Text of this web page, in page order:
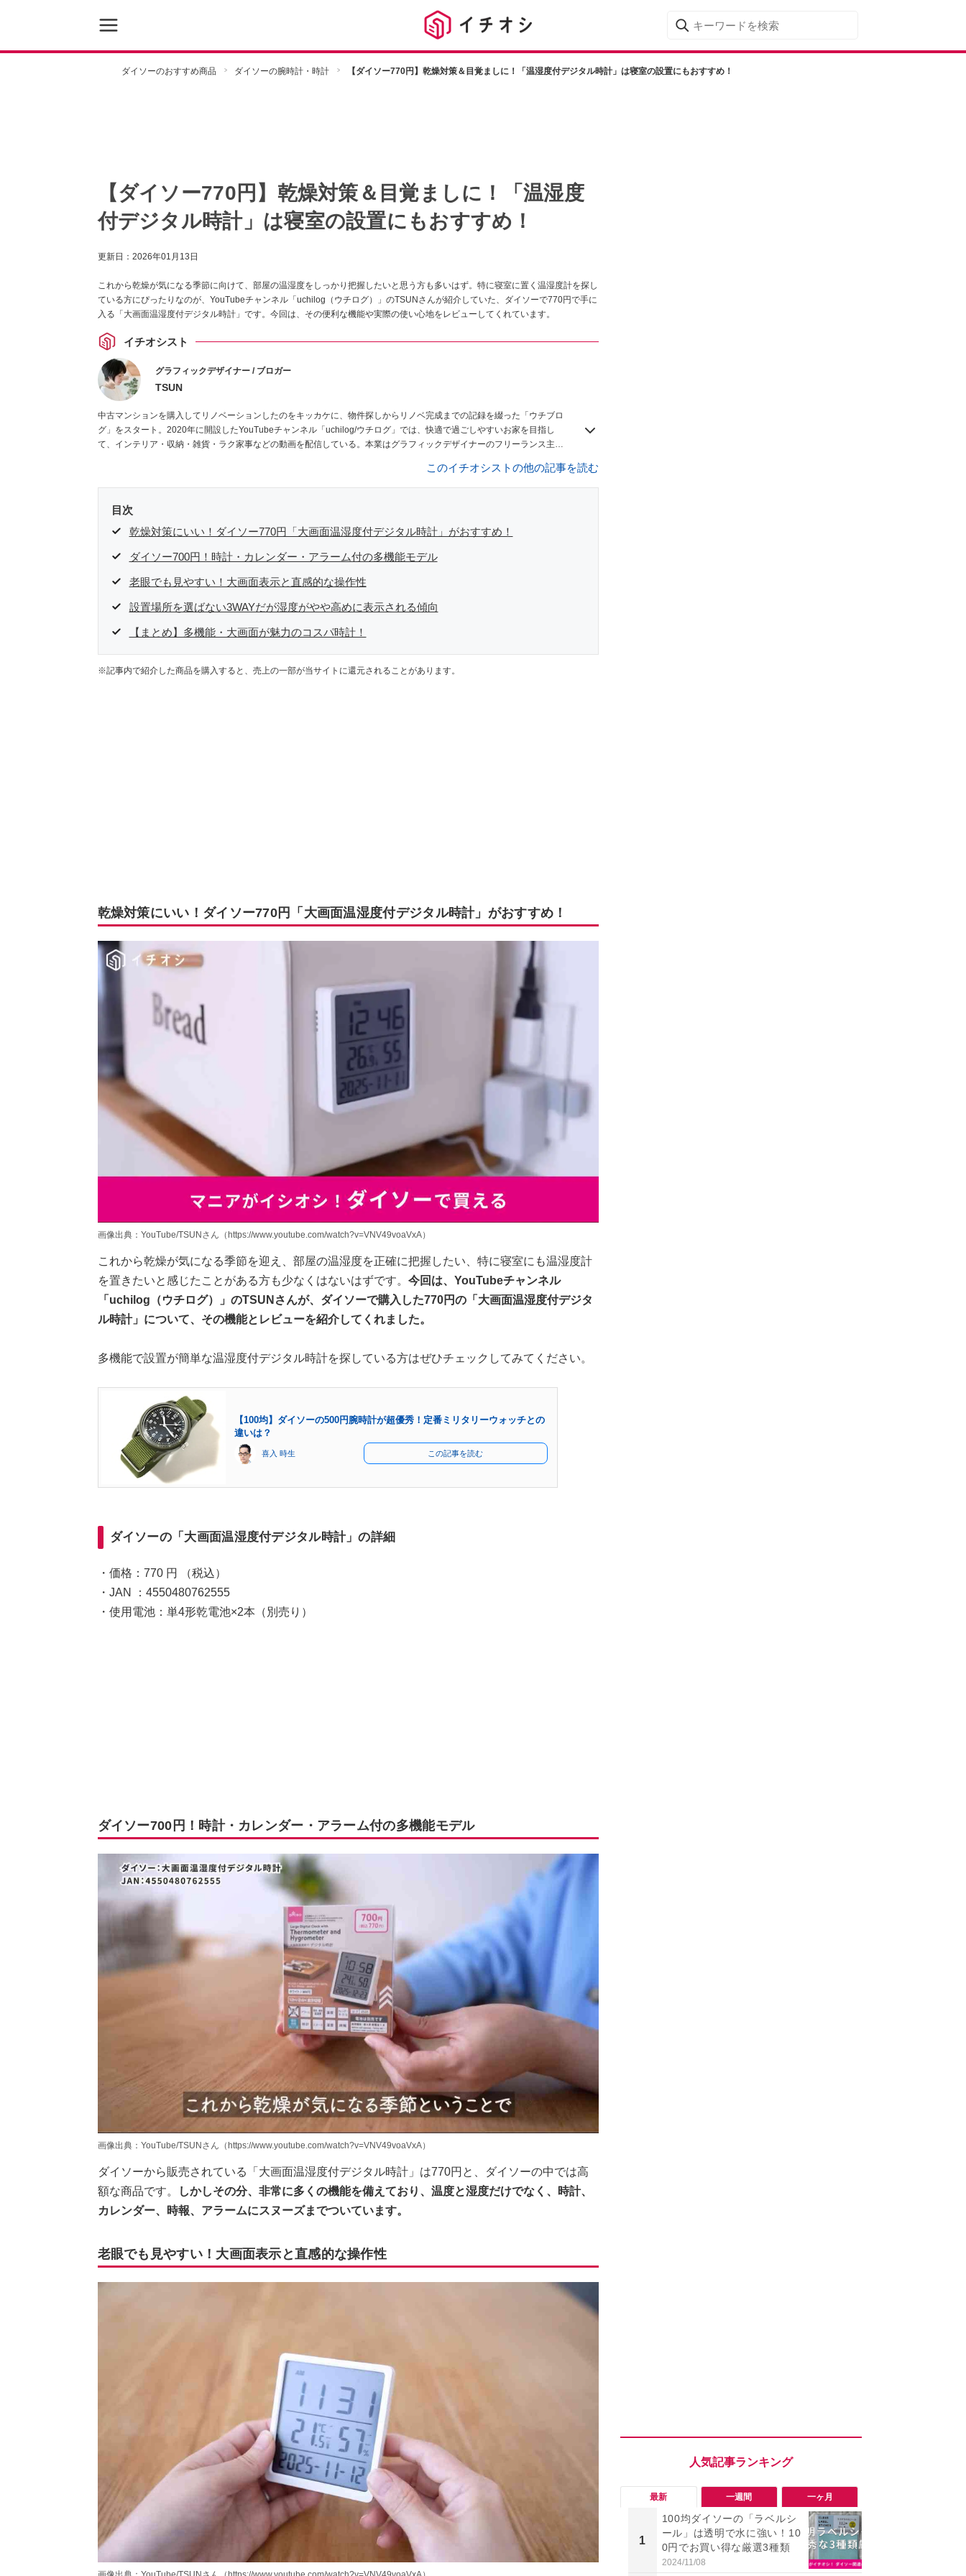
ダイソーのおすすめ商品 ダイソーの腕時計・時計 【ダイソー770円】乾燥対策＆目覚ましに！「温湿度付デジタル時計」は寝室の設置にもおすすめ！
【ダイソー770円】乾燥対策＆目覚ましに！「温湿度
付デジタル時計」は寝室の設置にもおすすめ！
更新日： 2026年01月13日
これから乾燥が気になる季節に向けて、部屋の温湿度をしっかり把握したいと思う方も多いはず。特に寝室に置く温湿度計を探し
ている方にぴったりなのが、YouTubeチャンネル「uchilog（ウチログ）」のTSUNさんが紹介していた、ダイソーで770円で手に
入る「大画面温湿度付デジタル時計」です。今回は、その便利な機能や実際の使い心地をレビューしてくれています。
イチオシスト
グラフィックデザイナー / ブロガー
TSUN
中古マンションを購入してリノベーションしたのをキッカケに、物件探しからリノベ完成までの記録を綴った「ウチブロ
グ」をスタート。2020年に開設したYouTubeチャンネル「uchilog/ウチログ」では、快適で過ごしやすいお家を目指し
て、インテリア・収納・雑貨・ラク家事などの動画を配信している。本業はグラフィックデザイナーのフリーランス主
このイチオシストの他の記事を読む
目次
乾燥対策にいい！ダイソー770円「大画面温湿度付デジタル時計」がおすすめ！
ダイソー700円！時計・カレンダー・アラーム付の多機能モデル
老眼でも見やすい！大画面表示と直感的な操作性
設置場所を選ばない3WAYだが湿度がやや高めに表示される傾向
【まとめ】多機能・大画面が魅力のコスパ時計！
※記事内で紹介した商品を購入すると、売上の一部が当サイトに還元されることがあります。
乾燥対策にいい！ダイソー770円「大画面温湿度付デジタル時計」がおすすめ！
画像出典：YouTube/TSUNさん（https://www.youtube.com/watch?v=VNV49voaVxA）
これから乾燥が気になる季節を迎え、部屋の温湿度を正確に把握したい、特に寝室にも温湿度計
を置きたいと感じたことがある方も少なくはないはずです。 今回は、YouTubeチャンネル
「uchilog（ウチログ）」のTSUNさんが、ダイソーで購入した770円の「大画面温湿度付デジタ
ル時計」について、その機能とレビューを紹介してくれました。
多機能で設置が簡単な温湿度付デジタル時計を探している方はぜひチェックしてみてください。
【100均】ダイソーの500円腕時計が超優秀！定番ミリタリーウォッチとの
違いは？
喜入 時生 この記事を読む
ダイソーの「大画面温湿度付デジタル時計」の詳細
・価格：770 円 （税込）
・JAN ：4550480762555
・使用電池：単4形乾電池×2本（別売り）
ダイソー700円！時計・カレンダー・アラーム付の多機能モデル
画像出典：YouTube/TSUNさん（https://www.youtube.com/watch?v=VNV49voaVxA）
ダイソーから販売されている「大画面温湿度付デジタル時計」は770円と、ダイソーの中では高
額な商品です。
しかしその分、非常に多くの機能を備えており、温度と湿度だけでなく、時計、
カレンダー、時報、アラームにスヌーズまでついています。
老眼でも見やすい！大画面表示と直感的な操作性
最新 一週間 一ヶ月
1
100均ダイソーの「ラベルシ
ール」は透明で水に強い！10
0円でお買い得な厳選3種類
2024/11/08